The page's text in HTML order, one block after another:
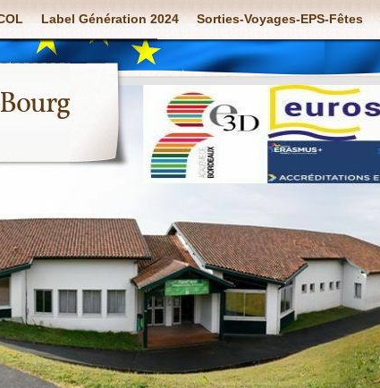
Label Génération 2024 Sorties-Voyages-EPS-Fêtes